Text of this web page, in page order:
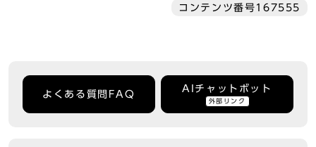
コンテンツ番号167555
よくある質問FAQ
AIチャットボット
外部リンク